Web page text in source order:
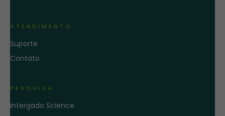
ATENDIMENTO
Suporte
Contato
PESQUISA
Intergado Science